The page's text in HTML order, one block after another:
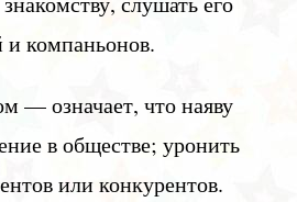
компаньонов.
— означает, что наяву
в обществе; уронить
или конкурентов.